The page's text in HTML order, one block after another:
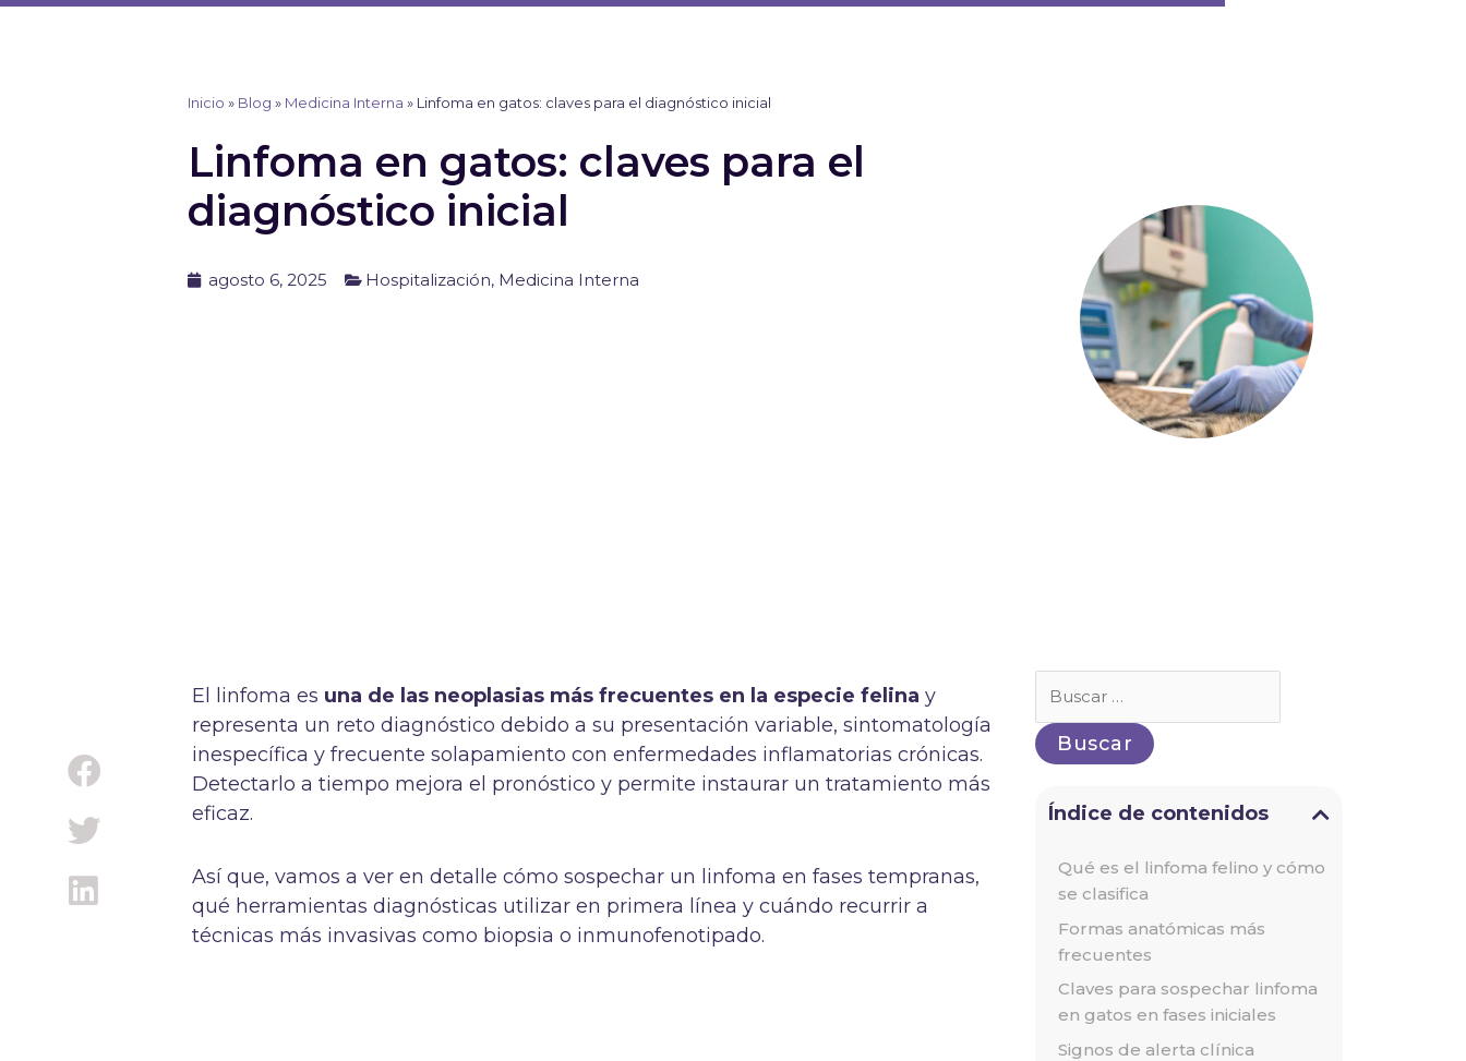
Ir
Inicio » Blog » Medicina Interna » Linfoma en gatos: claves para el diagnóstico inicial
Linfoma en gatos: claves para el
diagnóstico inicial
agosto 6, 2025 Hospitalización, Medicina Interna
El linfoma es una de las neoplasias más frecuentes en la especie felina y
representa un reto diagnóstico debido a su presentación variable, sintomatología
inespecífica y frecuente solapamiento con enfermedades inflamatorias crónicas.
Detectarlo a tiempo mejora el pronóstico y permite instaurar un tratamiento más
eficaz.
Así que, vamos a ver en detalle cómo sospechar un linfoma en fases tempranas,
qué herramientas diagnósticas utilizar en primera línea y cuándo recurrir a
técnicas más invasivas como biopsia o inmunofenotipado.
por:
Índice de contenidos
Qué es el linfoma felino y cómo
se clasifica
Formas anatómicas más
frecuentes
Claves para sospechar linfoma
en gatos en fases iniciales
Signos de alerta clínica